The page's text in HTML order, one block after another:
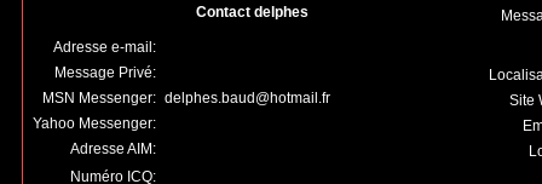
Site
Contact delphes
Adresse e-mail:
Message Privé:
MSN Messenger: delphes.baud@hotmail.fr
Yahoo Messenger:
Adresse AIM:
Numéro ICQ: